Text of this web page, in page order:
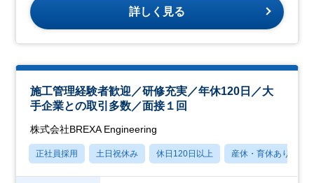
詳しく見る
施工管理経験者歓迎／研修充実／年休120日／大
手企業との取引多数／面接１回
株式会社BREXA Engineering
正社員採用 土日祝休み 休日120日以上 産休・育休あり